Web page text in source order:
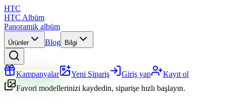
HTC
HTC Albüm
Panoramik albüm
Ürünler Blog Bilgi
Kampanyalar Yeni Sipariş Giriş yap
Kayıt ol
Favori modellerinizi kaydedin, siparişe hızlı başlayın.